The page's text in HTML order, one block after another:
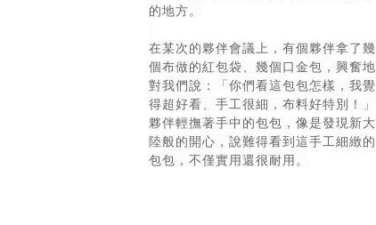
的地方。
在某次的夥伴會議上，有個夥伴拿了幾
個布做的紅包袋、幾個口金包， 興奮地
對我們說：「你們看這包包怎樣，我覺
得超好看、手工很細，布料好特別！」
夥伴輕撫著手中的包包，像是發現新大
陸般的開心，說難得看到這手工細緻的
包包，不僅實用還很耐用。